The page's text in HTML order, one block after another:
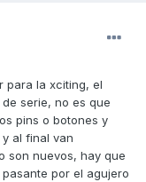
para la xciting, el
serie, no es que
pins o botones y
al final van
son nuevos, hay que
por el agujero